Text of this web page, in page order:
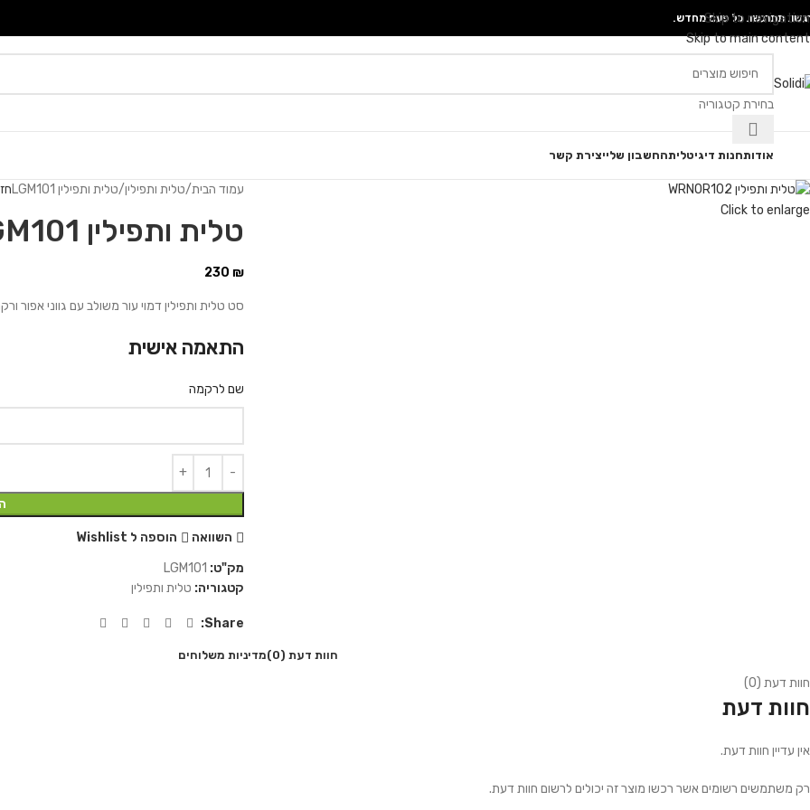
Skip to navigation
Skip to main content
תתרגשו. כל פעם מחדש.
בחירת קטגוריה
אודותחנות דיגיטליתהחשבון שלייצירת קשר
Click to enlarge
עמוד הבית טלית ותפילין טלית ותפילין LGM101
טלית ותפילין LGM101
230₪
סט טלית ותפילין דמוי עור משולב עם גווני אפור
התאמה אישית
שם לרקמה
השוואה
הוספה ל Wishlist
מק"ט: LGM101
קטגוריה: טלית ותפילין
Share:
חוות דעת (0) מדיניות משלוחים
חוות דעת (0)
חוות דעת
אין עדיין חוות דעת.
רק משתמשים רשומים אשר רכשו מוצר זה יכולים לרשום חוות דעת.